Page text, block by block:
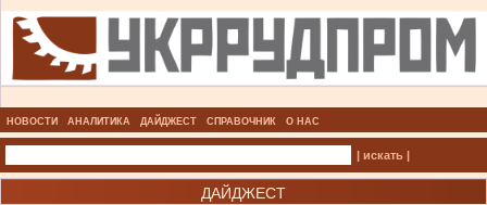
НОВОСТИ АНАЛИТИКА ДАЙДЖЕСТ СПРАВОЧНИК О НАС
| искать |
ДАЙДЖЕСТ